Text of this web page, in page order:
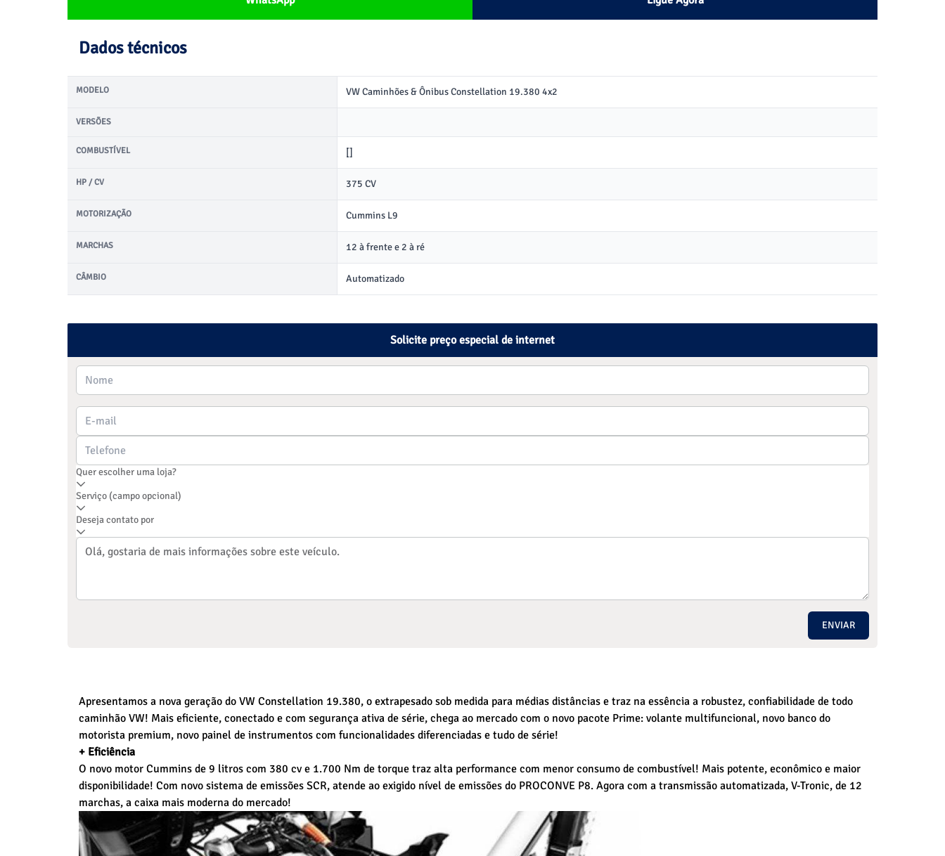
Dados técnicos
MODELO VW Caminhões & Ônibus Constellation 19.380 4x2
VERSÕES
COMBUSTÍVEL []
HP / CV 375 CV
MOTORIZAÇÃO Cummins L9
MARCHAS 12 à frente e 2 à ré
CÂMBIO Automatizado
Solicite preço especial de internet
Quer escolher uma loja?
Serviço (campo opcional)
Deseja contato por
ENVIAR
Apresentamos a nova geração do VW Constellation 19.380, o extrapesado sob medida para médias distâncias e traz na essência a robustez, confiabilidade de todo
caminhão VW! Mais eficiente, conectado e com segurança ativa de série, chega ao mercado com o novo pacote Prime: volante multifuncional, novo banco do
motorista premium, novo painel de instrumentos com funcionalidades diferenciadas e tudo de série!
+ Eficiência
O novo motor Cummins de 9 litros com 380 cv e 1.700 Nm de torque traz alta performance com menor consumo de combustível! Mais potente, econômico e maior
disponibilidade! Com novo sistema de emissões SCR, atende ao exigido nível de emissões do PROCONVE P8. Agora com a transmissão automatizada, V-Tronic, de 12
marchas, a caixa mais moderna do mercado!